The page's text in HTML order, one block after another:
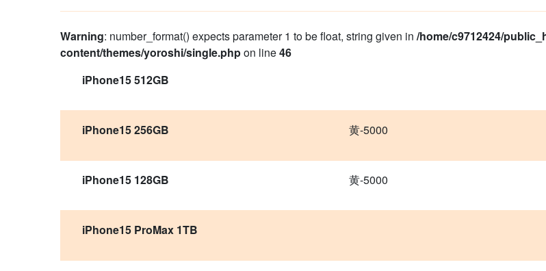
Warning: number_format() expects parameter 1 to be float, string given in /home/c9712424/
content/themes/yoroshi/single.phpon line46
iPhone15 512GB
iPhone15 256GB 黄-5000
iPhone15 128GB 黄-5000
iPhone15 ProMax 1TB